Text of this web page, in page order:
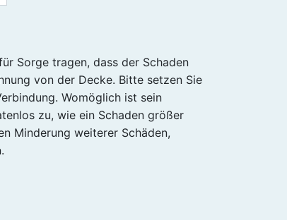
Sorge tragen, dass der Schaden
von der Decke. Bitte setzen Sie
Womöglich ist sein
zu, wie ein Schaden größer
Minderung weiterer Schäden,